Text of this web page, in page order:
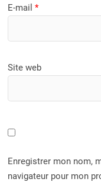
E-mail*
Site web
Enregistrer mon nom,
navigateur pour mon